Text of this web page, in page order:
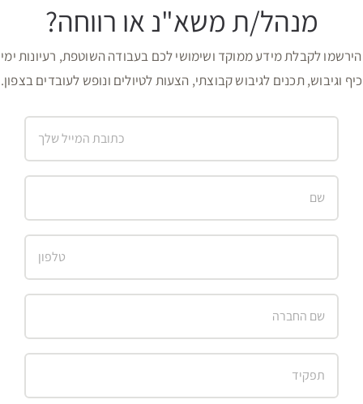
מנהל/ת משא"נ או רווחה?
הירשמו לקבלת מידע ממוקד ושימושי לכם בעבודה השוטפת, רעיונות ימי
כיף וגיבוש, תכנים לגיבוש קבוצתי, הצעות לטיולים ונופש לעובדים בצפון.